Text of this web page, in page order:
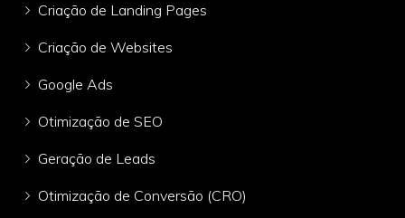
Criação de Landing Pages
Criação de Websites
Google Ads
Otimização de SEO
Geração de Leads
Otimização de Conversão (CRO)